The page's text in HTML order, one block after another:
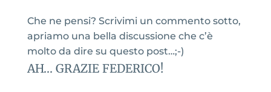
Che ne pensi? Scrivimi un commento sotto,
apriamo una bella discussione che c’è
molto da dire su questo post…;-)
AH… GRAZIE FEDERICO!